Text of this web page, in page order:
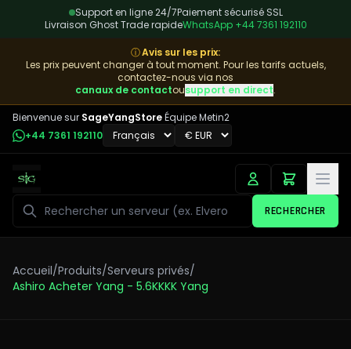
Support en ligne 24/7Paiement sécurisé SSL
Livraison Ghost Trade rapideWhatsApp +44 7361 192110
ⓘAvis sur les prix:
Les prix peuvent changer à tout moment. Pour les tarifs actuels,
contactez-nous via nos
canaux de contactousupport en direct.
Bienvenue sur SageYangStoreÉquipe Metin2
+44 7361 192110
Rechercher RECHERCHER
Accueil/Produits/Serveurs privés/
Ashiro Acheter Yang - 5.6KKKK Yang